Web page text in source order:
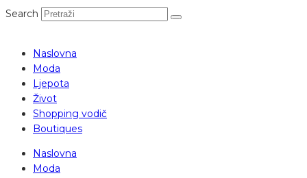
Search
Naslovna
Moda
Ljepota
Život
Shopping vodič
Boutiques
Naslovna
Moda